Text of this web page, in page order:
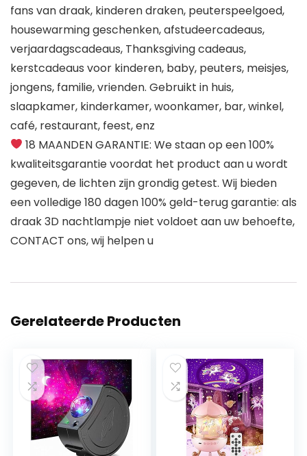
fans van draak, kinderen draken, peuterspeelgoed,
housewarming geschenken, afstudeercadeaus,
verjaardagscadeaus, Thanksgiving cadeaus,
kerstcadeaus voor kinderen, baby, peuters, meisjes,
jongens, familie, vrienden. Gebruikt in huis,
slaapkamer, kinderkamer, woonkamer, bar, winkel,
café, restaurant, feest, enz
18 MAANDEN GARANTIE: We staan op een 100%
kwaliteitsgarantie voordat het product aan u wordt
gegeven, de lichten zijn grondig getest. Wij bieden
een volledige 180 dagen 100% geld-terug garantie: als
draak 3D nachtlampje niet voldoet aan uw behoefte,
CONTACT ons, wij helpen u
Gerelateerde Producten